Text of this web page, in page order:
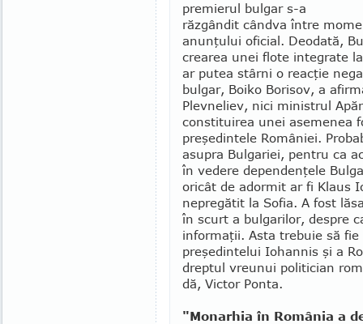
premierul bulgar s-a
răzgândit cândva între
anunţului oficial. Deodată,
crearea unei flote integrate
ar putea stârni o reacţie
bulgar, Boiko Borisov, a
Plevneliev, nici ministrul
constituirea unei asemenea
preşedintele României.
asupra Bulgariei, pentru ca
în vedere dependenţele
oricât de adormit ar fi Klaus
nepregătit la So­fia. A fost
în scurt a bulgarilor, despre
informaţii. Asta trebuie să
preşedintelui Io­hannis şi a
dreptul vre­unui politician
dă, Victor Ponta.
"Monarhia în România a